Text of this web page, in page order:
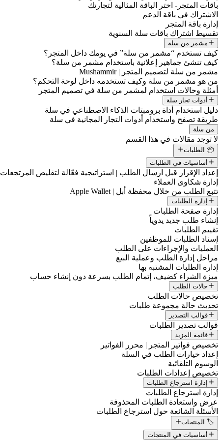
باقات المتجر- اختر الباقة المثالية لتجارتك
الاشتراك في باقة الدعم
إدارة باقة المتجر
تقسيط اشتراك باقات سلة السنوية
مشمر من سلة
كيف تستخدم “مشمر من سلة” في يومك داخل المتجر؟
كيف تنشئ جماهير إعلانية باستخدام مشمر من سلة؟
مشمر من سلة لتصميم المتجر | Mushammir
من هو مشمر من سلة وكيف تستخدمه داخل لوحة التحكم؟
أمثلة وحالات استخدام لمشمر من سلة في تصميم المتجر
أدوات تجار سلة
دليل استخدام أداة برومبتات الذكاء الاصطناعي في سلة
طريقة تصفح واستخدام أدوات التجار المجانية في سلة
من سلة
لا توجد مقالات في هذا القسم
📦 الطلبات
أساسيات في الطلبات
إعداد الإقرار قبل ارسال الطلب | استراتيجية فعّالة لتقليص المرتجعات
إدارة شكاوى العملاء
تتبع الطلب من خلال محفظة أبل | Apple Wallet
إدارة الطلبات
إدارة صفحة الطلبات
إنشاء طلب جديد يدوياً
تقييم الطلبات
إسناد الطلبات للموظفين
العمليات والإجراءات على الطلب
مراحل إدارة الطلب وعملية البيع
إدارة الطلبات المشتبه بها
ميزة الشراء كضيف، إتمام الطلب بسرعة دون إنشاء حساب
حالات الطلب
تخصيص حالات الطلب
تحديث حالة مجموعة طلبات
قوالب التصدير
قوالب تصدير الطلبات
قائمة المزيد
تخصيص فواتير المتجر | محرر الفواتير
إعداد خيارات الطلب في السلة
الوسوم التلقائية
تخصيص إعدادات الطلبات
إدارة استرجاع الطلبات
إدارة استرجاع الطلبات
عرض واستعادة الطلبات المحذوفة
الأسئلة الشائعة حول استرجاع الطلبات
🏷️ المنتجات
أساسيات في المنتجات